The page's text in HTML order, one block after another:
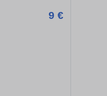
9 €